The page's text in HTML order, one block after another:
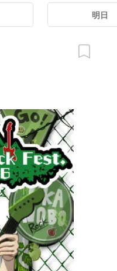
明日